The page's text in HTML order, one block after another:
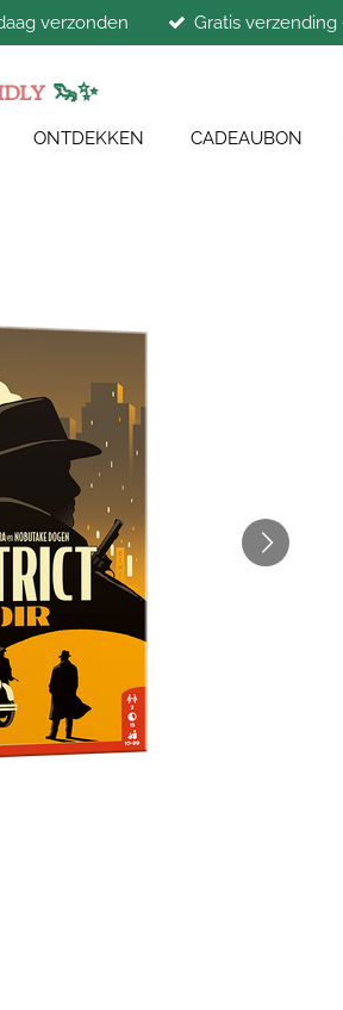
verzonden Gratis
🦦✨
ONTDEKKEN CADEAUBON